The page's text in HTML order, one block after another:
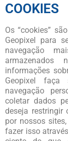
COOKIES
Os “cookies”
Geopixel para
navegação
armazenados
informações
Geopixel faça
navegação
coletar dados
deseja restringir
por nossos
fazer isso